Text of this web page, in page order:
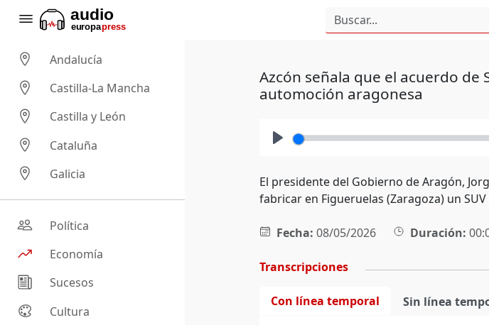
Andalucía
Castilla-La Mancha
Castilla y León
Cataluña
Galicia
Política
Economía
Sucesos
Cultura
Azcón señala que el acuerdo
automoción aragonesa
El presidente del Gobierno de Aragón,
fabricar en Figueruelas (Zaragoza) un
Fecha: 08/05/2026 Duración:
Transcripciones
Con línea temporal Sin línea